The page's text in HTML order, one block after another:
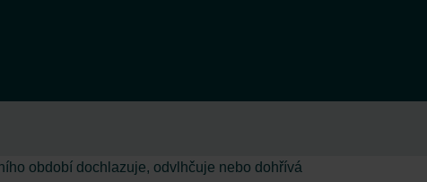
období dochlazuje, odvlhčuje nebo dohřívá